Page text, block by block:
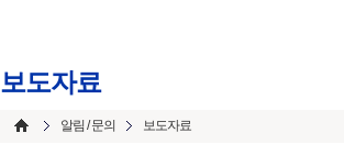
보도자료
알림 / 문의 보도자료